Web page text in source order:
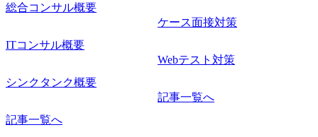
総合コンサル概要
ITコンサル概要
シンクタンク概要
記事一覧へ
ケース面接対策
Webテスト対策
記事一覧へ